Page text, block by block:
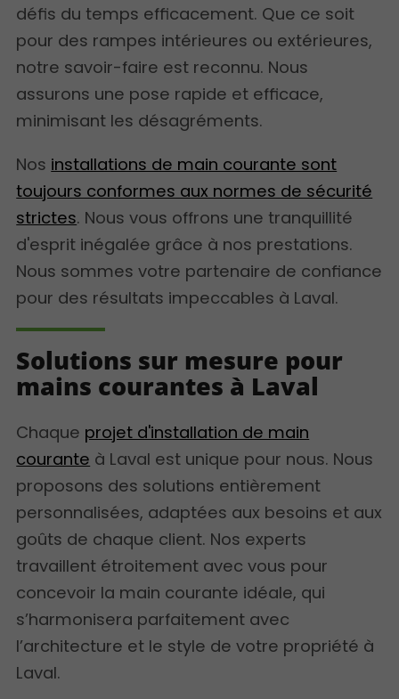
défis du temps efficacement. Que ce soit
pour des rampes intérieures ou extérieures,
notre savoir-faire est reconnu. Nous
assurons une pose rapide et efficace,
minimisant les désagréments.
Nos installations de main courante sont
toujours conformes aux normes de sécurité
strictes. Nous vous offrons une tranquillité
d'esprit inégalée grâce à nos prestations.
Nous sommes votre partenaire de confiance
pour des résultats impeccables à Laval.
Solutions sur mesure pour
mains courantes à Laval
Chaque projet d'installation de main
courante à Laval est unique pour nous. Nous
proposons des solutions entièrement
personnalisées, adaptées aux besoins et aux
goûts de chaque client. Nos experts
travaillent étroitement avec vous pour
concevoir la main courante idéale, qui
s’harmonisera parfaitement avec
l’architecture et le style de votre propriété à
Laval.